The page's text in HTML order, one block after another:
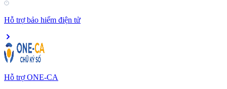
Hỗ trợ bảo hiểm điện tử
Hỗ trợ ONE-CA